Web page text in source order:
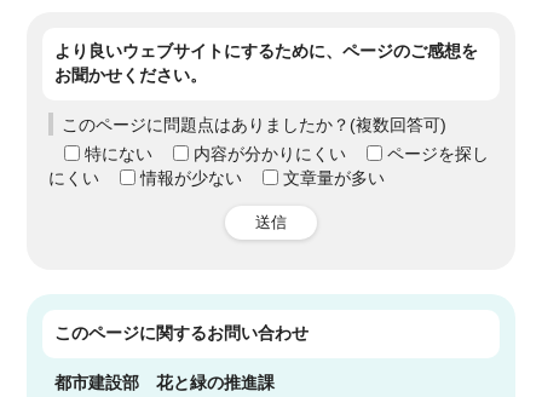
より良いウェブサイトにするために、ページのご感想を
お聞かせください。
このページに問題点はありましたか？(複数回答可)
特にない
内容が分かりにくい
ページを探し
にくい
情報が少ない 文章量が多い
送信
このページに関するお問い合わせ
都市建設部花と緑の推進課